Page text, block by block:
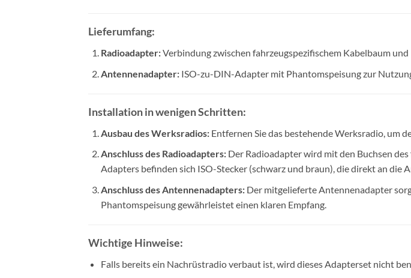
Lieferumfang:
Radioadapter:Verbindung zwischen fahrzeugspezifischem Kabelbaum
Antennenadapter:ISO-zu-DIN-Adapter mit Phantomspeisung zur
Installation in wenigen Schritten:
Ausbau des Werksradios:Entfernen Sie das bestehende Werksradio, um
Anschluss des Radioadapters:Der Radioadapter wird mit den Buchsen
Adapters befinden sich ISO-Stecker (schwarz und braun), die direkt an die
Anschluss des Antennenadapters:Der mitgelieferte Antennenadapter
Phantomspeisung gewährleistet einen klaren Empfang.
Wichtige Hinweise:
Falls bereits ein Nachrüstradio verbaut ist, wird dieses Adapterset nicht